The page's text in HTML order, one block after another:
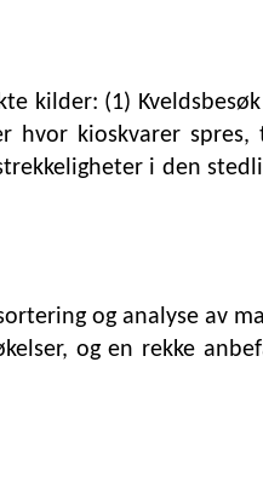
kilder: (1)
hvor kioskvarer
i den
og analyse av
og en rekke